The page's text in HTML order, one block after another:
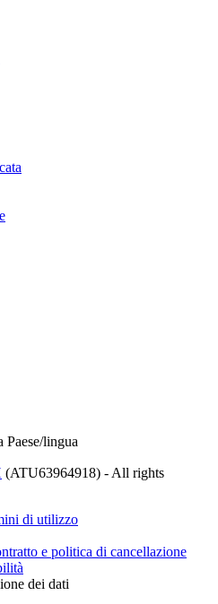
Paese/lingua
(ATU63964918) - All rights
di utilizzo
e politica di cancellazione
dei dati